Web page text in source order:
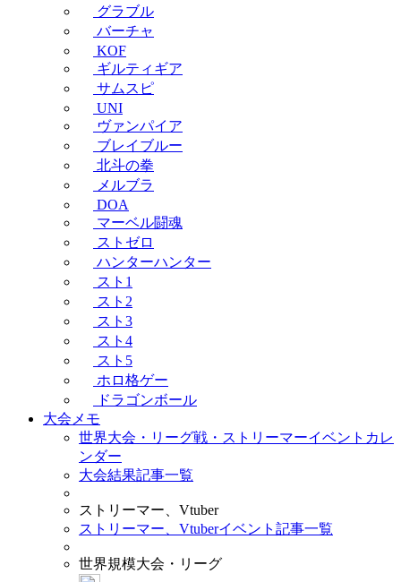
グラブル
バーチャ
KOF
ギルティギア
サムスピ
UNI
ヴァンパイア
ブレイブルー
北斗の拳
メルブラ
DOA
マーベル闘魂
ストゼロ
ハンターハンター
スト1
スト2
スト3
スト4
スト5
ホロ格ゲー
ドラゴンボール
大会メモ
世界大会・リーグ戦・ストリーマーイベントカレ
ンダー
大会結果記事一覧
ストリーマー、Vtuber
ストリーマー、Vtuberイベント記事一覧
世界規模大会・リーグ